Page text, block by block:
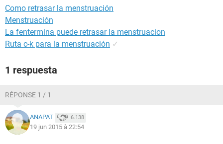
Como retrasar la menstruación
Menstruación
La fentermina puede retrasar la menstruacion
Ruta c-k para la menstruación ✓
1 respuesta
RÉPONSE 1 / 1
ANAPAT 6.138
19 jun 2015 à 22:54